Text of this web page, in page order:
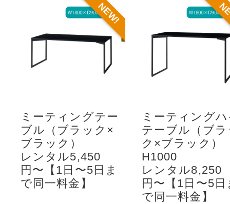
ミーティングテー
ブル（ブラック×
ブラック）
レンタル5,450
円〜【1日〜5日ま
で同一料金】
NEW!
ミーティング
テーブル（ブラ
ク×ブラック）
H1000
レンタル8,250
円〜【1日〜5日
で同一料金】